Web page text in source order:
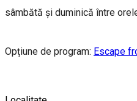
sâmbătă și duminică între
Opțiune de program: Escape